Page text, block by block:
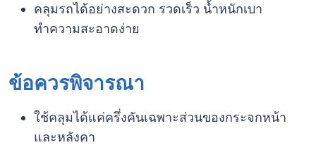
คลุมรถได้อย่างสะดวก รวดเร็ว น้ำหนักเบา
ทำความสะอาดง่าย
ข้อควรพิจารณา​
ใช้คลุมได้แค่ครึ่งคันเฉพาะส่วนของกระจกหน้า
และหลังคา